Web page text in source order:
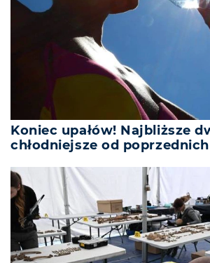
Koniec upałów! Najbliższe
chłodniejsze od poprzednich